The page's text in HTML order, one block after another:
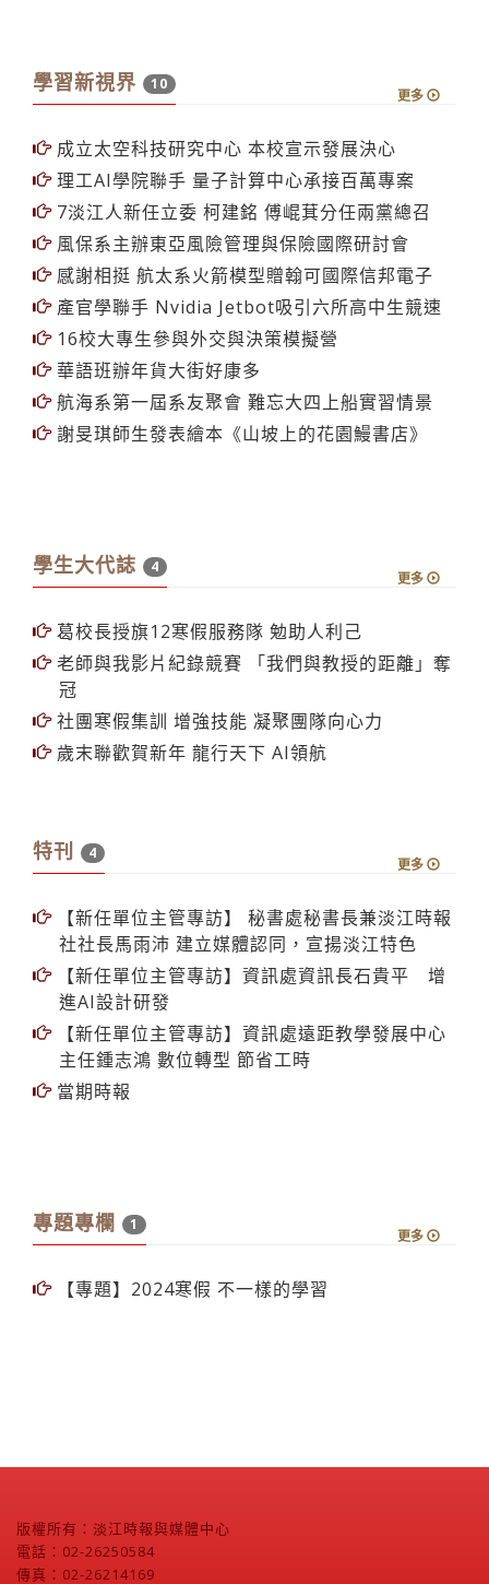
學習新視界 10
更多
成立太空科技研究中心 本校宣示發展決心
理工AI學院聯手 量子計算中心承接百萬專案
7淡江人新任立委 柯建銘 傅崐萁分任兩黨總召
風保系主辦東亞風險管理與保險國際研討會
感謝相挺 航太系火箭模型贈翰可國際信邦電子
產官學聯手 Nvidia Jetbot吸引六所高中生競速
16校大專生參與外交與決策模擬營
華語班辦年貨大街好康多
航海系第一屆系友聚會 難忘大四上船實習情景
謝旻琪師生發表繪本《山坡上的花園鰻書店》
學生大代誌 4
更多
葛校長授旗12寒假服務隊 勉助人利己
老師與我影片紀錄競賽 「我們與教授的距離」奪
冠
社團寒假集訓 增強技能 凝聚團隊向心力
歲末聯歡賀新年 龍行天下 AI領航
特刊 4
更多
【新任單位主管專訪】 秘書處秘書長兼淡江時報
社社長馬雨沛 建立媒體認同，宣揚淡江特色
【新任單位主管專訪】資訊處資訊長石貴平 增
進AI設計研發
【新任單位主管專訪】資訊處遠距教學發展中心
主任鍾志鴻 數位轉型 節省工時
當期時報
專題專欄 1
更多
【專題】2024寒假 不一樣的學習
版權所有：淡江時報與媒體中心
電話：02-26250584
傳真：02-26214169